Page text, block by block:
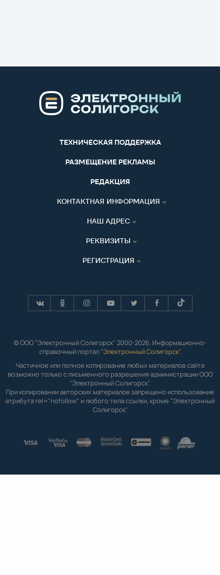
ТЕХНИЧЕСКАЯ ПОДДЕРЖКА
РАЗМЕЩЕНИЕ РЕКЛАМЫ
РЕДАКЦИЯ
КОНТАКТНАЯ ИНФОРМАЦИЯ
НАШ АДРЕС
РЕКВИЗИТЫ
РЕГИСТРАЦИЯ
© ООО "Электронный Солигорск" 2000-2026. Информационно-
справочный портал "Электронный Солигорск".
Частичное или полное копирование любых материалов сайта
возможно только с письменного разрешения администрации ООО
"Электронный Солигорск".
При копировании авторских материалов запрещено использование
атрибута rel="nofollow" и любого тела ссылки, кроме "Электронный
Солигорск".